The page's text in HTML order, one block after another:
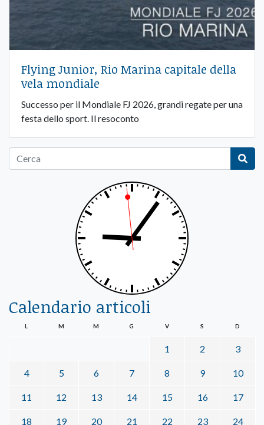
Flying Junior, Rio Marina capitale della
vela mondiale
Successo per il Mondiale FJ 2026, grandi regate per una
festa dello sport. Il resoconto
Calendario articoli
L M M G V S D
1 2 3
4 5 6 7 8 9 10
11 12 13 14 15 16 17
18 19 20 21 22 23 24